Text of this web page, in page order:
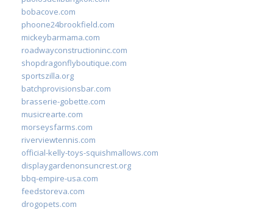
bobacove.com
phoone24brookfield.com
mickeybarmama.com
roadwayconstructioninc.com
shopdragonflyboutique.com
sportszilla.org
batchprovisionsbar.com
brasserie-gobette.com
musicrearte.com
morseysfarms.com
riverviewtennis.com
official-kelly-toys-squishmallows.com
displaygardenonsuncrest.org
bbq-empire-usa.com
feedstoreva.com
drogopets.com